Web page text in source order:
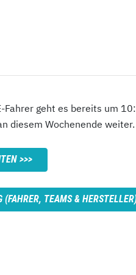
Fahrer geht es bereits um
diesem Wochenende weiter.
(FAHRER, TEAMS &